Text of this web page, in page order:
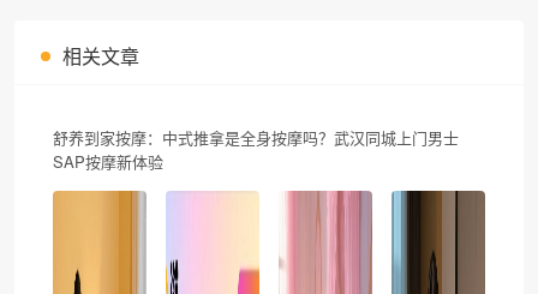
相关文章
舒养到家按摩：中式推拿是全身按摩吗？武汉同城上门男士
SAP按摩新体验